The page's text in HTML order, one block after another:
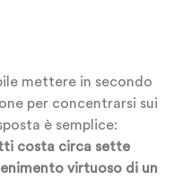
mettere in secondo
per concentrarsi sui
è semplice:
costa circa sette
virtuoso di un